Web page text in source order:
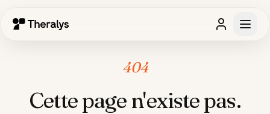
404
Cette page n'existe pas.